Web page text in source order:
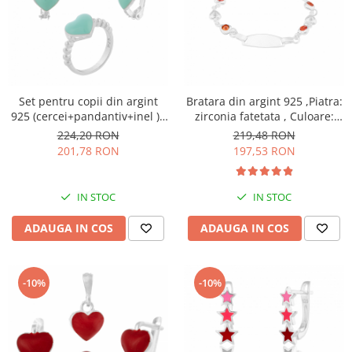
Set pentru copii din argint
925 (cercei+pandantiv+inel ) ,
Piatra : email, Culoare : verde
, Sonis Silver
224,20 RON
201,78 RON
IN STOC
ADAUGA IN COS
Bratara din argint 925 ,Piatra:
zirconia fatetata , Culoare:
rosu si transparent, Sonis
Silver
219,48 RON
197,53 RON
IN STOC
ADAUGA IN COS
-10% -10%